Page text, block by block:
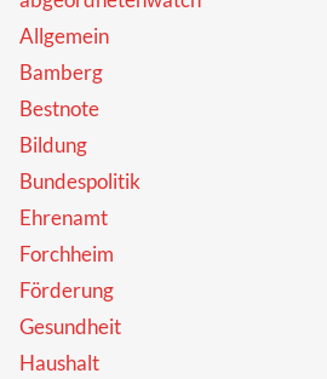
Allgemein
Bamberg
Bestnote
Bildung
Bundespolitik
Ehrenamt
Forchheim
Förderung
Gesundheit
Haushalt